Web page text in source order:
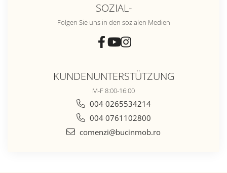
SOZIAL-
Folgen Sie uns in den sozialen Medien
KUNDENUNTERSTÜTZUNG
M-F 8:00-16:00
004 0265534214
004 0761102800
comenzi@bucinmob.ro